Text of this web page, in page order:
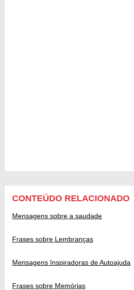
CONTEÚDO RELACIONADO
Mensagens sobre a saudade
Frases sobre Lembranças
Mensagens Inspiradoras de Autoajuda
Frases sobre Memórias